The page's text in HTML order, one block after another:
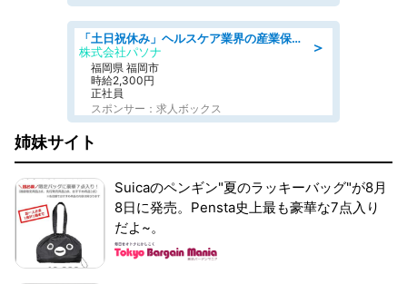
＞
「土日祝休み」ヘルスケア業界の産業保健師/高時給/未経験OK/要資格:保健師、正看護師
株式会社パソナ
福岡県 福岡市
時給2,300円
正社員
スポンサー：求人ボックス
姉妹サイト
Suicaのペンギン"夏のラッキーバッグ"が8月
8日に発売。Pensta史上最も豪華な7点入り
だよ~。